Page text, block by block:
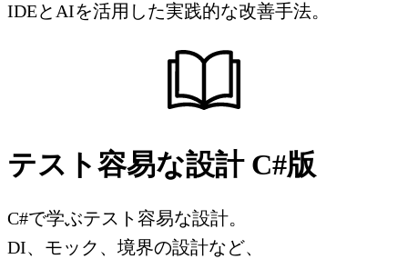
IDEとAIを活用した実践的な改善手法。
テスト容易な設計 C#版
C#で学ぶテスト容易な設計。
DI、モック、境界の設計など、